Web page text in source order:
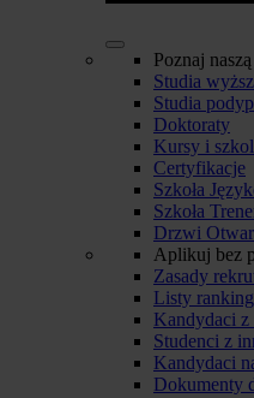
Poznaj
Studia
Studia
Doktoraty
Kursy i
Certyfikacje
Szkoła
Szkoła
Drzwi
Aplikuj bez
Zasady
Listy
Kandydaci z
Studenci z
Kandydaci
Dokumenty